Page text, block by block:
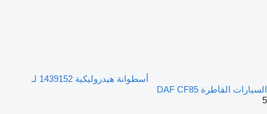
أسطوانة هيدروليكية 1439152 لـ
السيارات القاطرة DAF CF85
5